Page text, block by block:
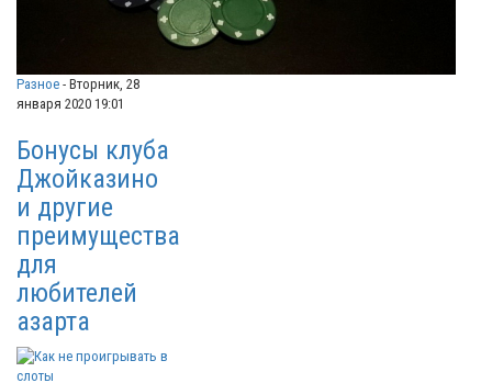
Разное - Вторник, 28
января 2020 19:01
Бонусы клуба
Джойказино
и другие
преимущества
для
любителей
азарта